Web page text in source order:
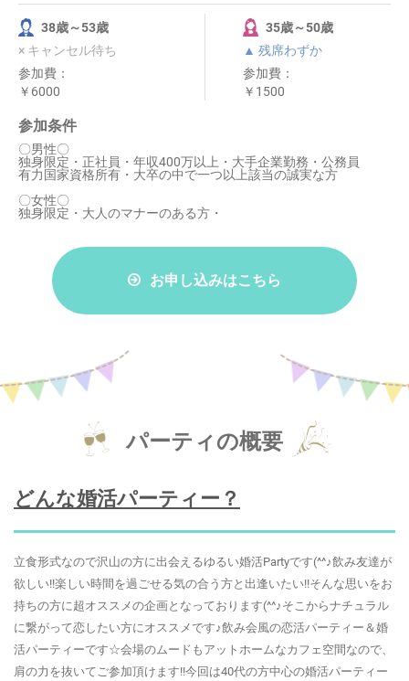
38歳～53歳
× キャンセル待ち
参加費：
￥6000
35歳～50歳
▲ 残席わずか
参加費：
￥1500
参加条件
〇男性〇
独身限定・正社員・年収400万以上・大手企業勤務・公務員
有力国家資格所有・大卒の中で一つ以上該当の誠実な方
〇女性〇
独身限定・大人のマナーのある方・
お申し込みはこちら
パーティの概要
どんな婚活パーティー？
立食形式なので沢山の方に出会えるゆるい婚活Partyです(^^♪飲み友達が
欲しい!!楽しい時間を過ごせる気の合う方と出逢いたい!!そんな思いをお
持ちの方に超オススメの企画となっております(^^♪そこからナチュラル
に繋がって恋したい方にオススメです♪飲み会風の恋活パーティー＆婚
活パーティーです☆会場のムードもアットホームなカフェ空間なので、
肩の力を抜いてご参加頂けます!!今回は40代の方中心の婚活パーティー